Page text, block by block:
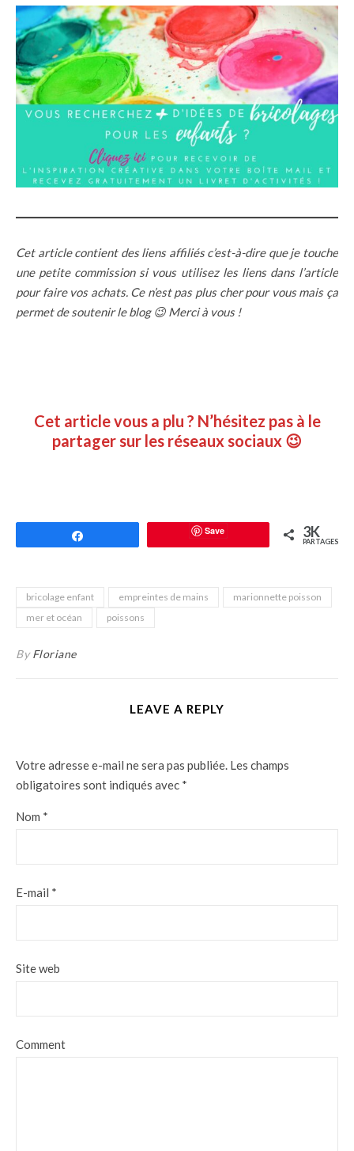
Cet article contient des liens affiliés c’est-à-dire que je touche
une petite commission si vous utilisez les liens dans l’article
pour faire vos achats. Ce n’est pas plus cher pour vous mais ça
permet de soutenir le blog 😉 Merci à vous !
Cet article vous a plu ? N’hésitez pas à le
partager sur les réseaux sociaux 😉
Save 3K
PARTAGES
bricolage enfant empreintes de mains
marionnette poisson
mer et océan
poissons
ByFloriane
LEAVE A REPLY
Votre adresse e-mail ne sera pas publiée. Les champs
obligatoires sont indiqués avec *
Nom *
E-mail *
Site web
Comment